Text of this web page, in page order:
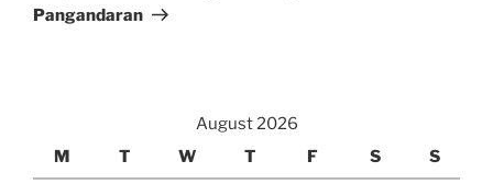
Pangandaran
August 2026
M
T W T F S S